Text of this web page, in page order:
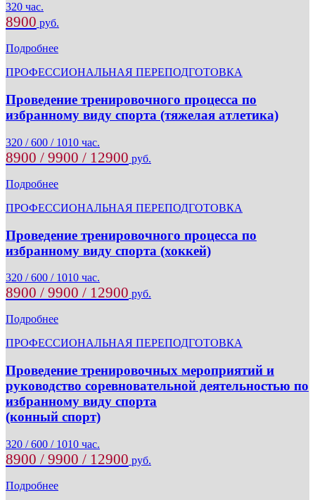
320 час.
8900 руб.
Подробнее
ПРОФЕССИОНАЛЬНАЯ ПЕРЕПОДГОТОВКА
Проведение тренировочного процесса по
избранному виду спорта (тяжелая атлетика)
320 / 600 / 1010 час.
8900 / 9900 / 12900 руб.
Подробнее
ПРОФЕССИОНАЛЬНАЯ ПЕРЕПОДГОТОВКА
Проведение тренировочного процесса по
избранному виду спорта (хоккей)
320 / 600 / 1010 час.
8900 / 9900 / 12900 руб.
Подробнее
ПРОФЕССИОНАЛЬНАЯ ПЕРЕПОДГОТОВКА
Проведение тренировочных мероприятий и
руководство соревновательной деятельностью по
избранному виду спорта
(конный спорт)
320 / 600 / 1010 час.
8900 / 9900 / 12900 руб.
Подробнее